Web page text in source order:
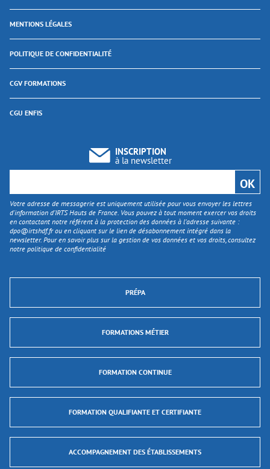
MENTIONS LÉGALES
POLITIQUE DE CONFIDENTIALITÉ
CGV FORMATIONS
CGU ENFIS
INSCRIPTION
à la newsletter
Votre adresse de messagerie est uniquement utilisée pour vous envoyer les lettres
d'information d’IRTS Hauts de France. Vous pouvez à tout moment exercer vos droits
en contactant notre référent à la protection des données à l’adresse suivante :
dpo@irtshdf.frou en cliquant sur le lien de désabonnement intégré dans la
newsletter. Pour en savoir plus sur la gestion de vos données et vos droits, consultez
notre politique de confidentialité
PRÉPA
FORMATIONS MÉTIER
FORMATION CONTINUE
FORMATION QUALIFIANTE ET CERTIFIANTE
ACCOMPAGNEMENT DES ÉTABLISSEMENTS